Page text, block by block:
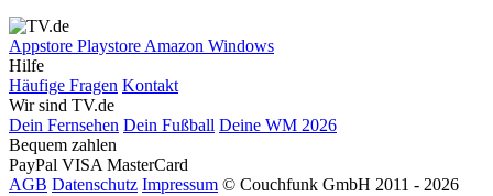
Appstore Playstore Amazon Windows
Hilfe
Häufige Fragen Kontakt
Wir sind TV.de
Dein Fernsehen Dein Fußball Deine WM 2026
Bequem zahlen
PayPal VISA MasterCard
AGB Datenschutz Impressum © Couchfunk GmbH 2011 - 2026